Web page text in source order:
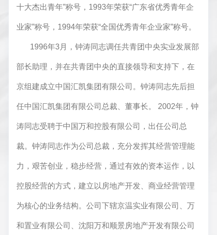
十大杰出青年”称号，1993年荣获“广东省优秀青年企
业家”称号，1994年荣获“全国优秀青年企业家”称号。
1996年3月，钟涛同志调任共青团中央实业发展部
部长助理，并在共青团中央的直接领导和支持下，在
京组建成立中国汇凯集团有限公司。钟涛同志先后担
任中国汇凯集团有限公司总裁、董事长。 2002年，钟
涛同志受聘于中国万和控股有限公司，出任公司总
裁。钟涛同志作为公司总裁，充分发挥其经营管理能
力，艰苦创业，稳步经营，通过有效的资本运作，以
控股经营的方式，建立以房地产开发、商业经营管理
为核心的业务结构。公司下辖京温实业有限公司、万
和置业有限公司、沈阳万和顺景房地产开发有限公司